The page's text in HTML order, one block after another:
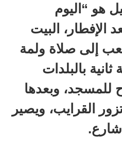
هو “اليوم
الإفطار، البيت
إلى صلاة ولمة
بالبلدات
للمسجد، وبعدها
القرايب، ويصير